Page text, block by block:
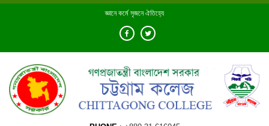
Skip
জ্ঞানে কর্মে সৃজনে ঐতিহ্যে